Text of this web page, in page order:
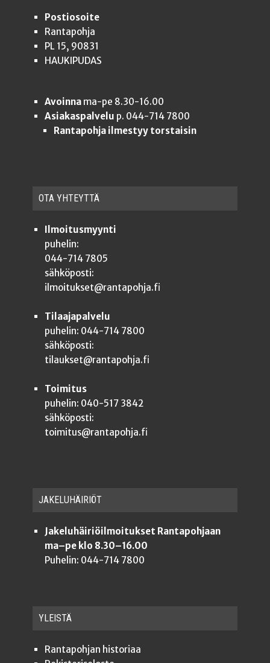
Postiosoite
Rantapohja
PL 15, 90831
HAUKIPUDAS
Avoinnama-pe 8.30-16.00
Asiakaspalvelu p. 044-714 7800
Rantapohja ilmestyy torstaisin
OTA YHTEYT­TÄ
Ilmoitusmyynti
puhelin:
044-714 7805
sähköposti:
ilmoitukset@rantapohja.fi
Tilaajapalvelu
puhelin: 044-714 7800
sähköposti:
tilaukset@rantapohja.fi
Toimitus
puhelin: 040-517 3842
sähköposti:
toimitus@rantapohja.fi
JAKE­LU­HÄI­RIÖT
Jakeluhäiriöilmoitukset Rantapohjaan
ma–pe klo 8.30–16.00
Puhelin: 044-714 7800
YLEISTÄ
Ran­ta­poh­jan historiaa